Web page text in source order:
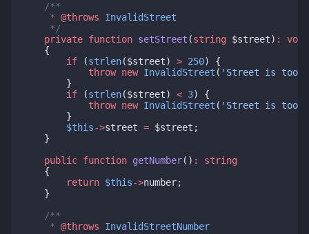
/**
     *
@throws
InvalidStreet
     */
private function setStreet (string $street) :
void
    {
if (strlen($street) > 250) {
throw new InvalidStreet ( 'Street is too
        }
if (strlen($street) < 3) {
throw new InvalidStreet ( 'Street is too
        }
$this->street = $street;
    }
public function getNumber() :
string
    {
return $this->number;
    }
/**
     *
@throws
InvalidStreetNumber